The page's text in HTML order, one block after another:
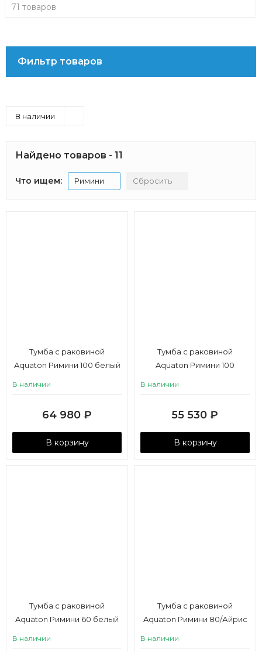
71 товаров
Фильтр товаров
В наличии
Найдено товаров - 11
Что ищем: Римини Сбросить
Тумба с раковиной
Aquaton Римини 100 белый
В наличии
64 980 ₽
В корзину
Тумба с раковиной
Aquaton Римини 100
В наличии
55 530 ₽
В корзину
Тумба с раковиной
Aquaton Римини 60 белый
В наличии
Тумба с раковиной
Aquaton Римини 80/Айрис
В наличии